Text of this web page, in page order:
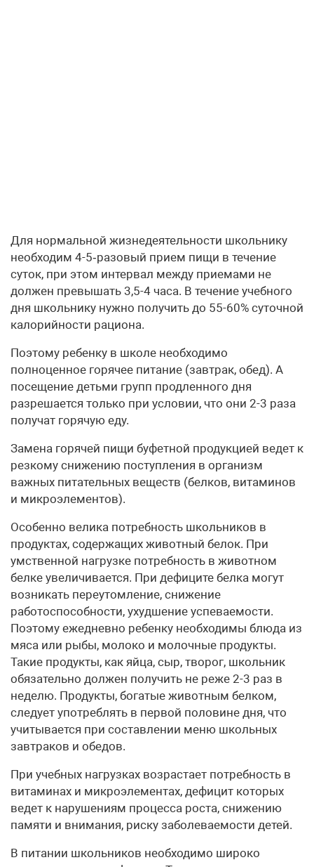
Для нормальной жизнедеятельности школьнику
необходим 4-5‑разовый прием пищи в течение
суток, при этом интервал между приемами не
должен превышать 3,5-4 часа. В течение учебного
дня школьнику нужно получить до 55-60% суточной
калорийности рациона.
Поэтому ребенку в школе необходимо
полноценное горячее питание (завтрак, обед). А
посещение детьми групп продленного дня
разрешается только при условии, что они 2-3 раза
получат горячую еду.
Замена горячей пищи буфетной продукцией ведет к
резкому снижению поступления в организм
важных питательных веществ (белков, витаминов
и микроэлементов).
Особенно велика потребность школьников в
продуктах, содержащих животный белок. При
умственной нагрузке потребность в животном
белке увеличивается. При дефиците белка могут
возникать переутомление, снижение
работоспособности, ухудшение успеваемости.
Поэтому ежедневно ребенку необходимы блюда из
мяса или рыбы, молоко и молочные продукты.
Такие продукты, как яйца, сыр, творог, школьник
обязательно должен получить не реже 2-3 раз в
неделю. Продукты, богатые животным белком,
следует употреблять в первой половине дня, что
учитывается при составлении меню школьных
завтраков и обедов.
При учебных нагрузках возрастает потребность в
витаминах и микроэлементах, дефицит которых
ведет к нарушениям процесса роста, снижению
памяти и внимания, риску заболеваемости детей.
В питании школьников необходимо широко